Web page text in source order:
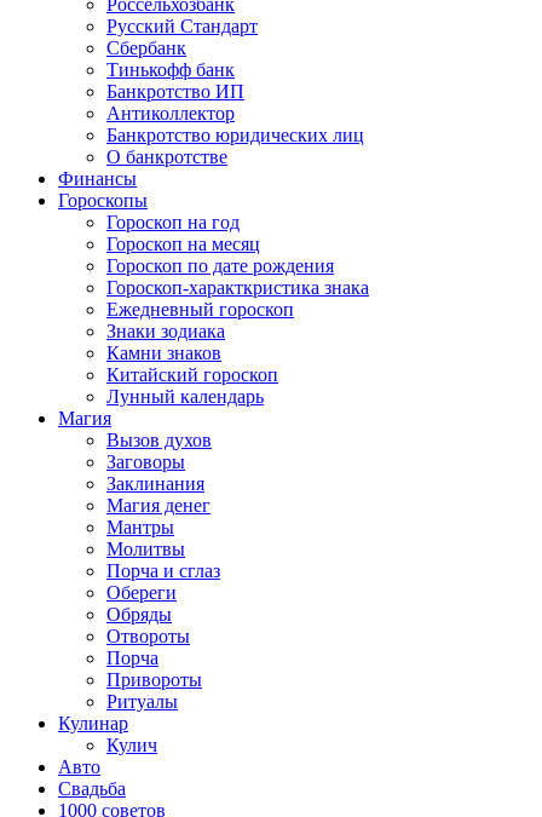
Русский Стандарт
Сбербанк
Тинькофф банк
Банкротство ИП
Антиколлектор
Банкротство юридических лиц
О банкротстве
Финансы
Гороскопы
Гороскоп на год
Гороскоп на месяц
Гороскоп по дате рождения
Гороскоп-характкристика знака
Ежедневный гороскоп
Знаки зодиака
Камни знаков
Китайский гороскоп
Лунный календарь
Магия
Вызов духов
Заговоры
Заклинания
Магия денег
Мантры
Молитвы
Порча и сглаз
Обереги
Обряды
Отвороты
Порча
Привороты
Ритуалы
Кулинар
Кулич
Авто
Свадьба
1000 советов